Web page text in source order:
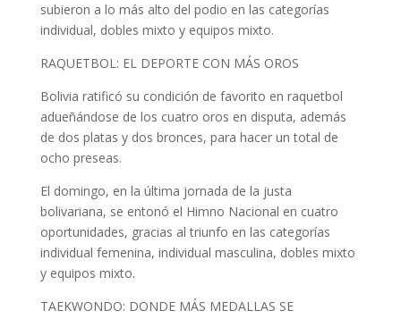
subieron a lo más alto del podio en las categorías
individual, dobles mixto y equipos mixto.
RAQUETBOL: EL DEPORTE CON MÁS OROS
Bolivia ratificó su condición de favorito en raquetbol
adueñándose de los cuatro oros en disputa, además
de dos platas y dos bronces, para hacer un total de
ocho preseas.
El domingo, en la última jornada de la justa
bolivariana, se entonó el Himno Nacional en cuatro
oportunidades, gracias al triunfo en las categorías
individual femenina, individual masculina, dobles mixto
y equipos mixto.
TAEKWONDO: DONDE MÁS MEDALLAS SE